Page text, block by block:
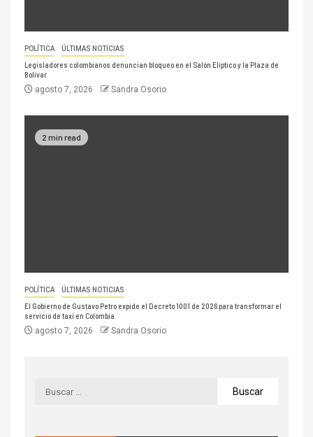
POLÍTICA ÚLTIMAS NOTICIAS
Legisladores colombianos denuncian bloqueo en el Salón Elíptico y la Plaza de
Bolívar
agosto 7, 2026 Sandra Osorio
2 min read
POLÍTICA ÚLTIMAS NOTICIAS
El Gobierno de Gustavo Petro expide el Decreto 1001 de 2026 para transformar el
servicio de taxi en Colombia
agosto 7, 2026 Sandra Osorio